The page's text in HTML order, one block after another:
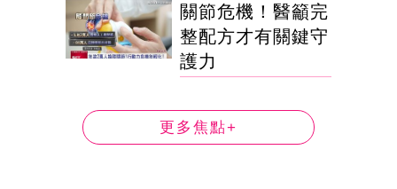
關節危機！醫籲完
整配方才有關鍵守
護力
更多焦點+